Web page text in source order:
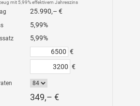
mit 5,99% effektivem Jahreszins
25.990,– €
5,99%
5,99%
€
€
349,– €